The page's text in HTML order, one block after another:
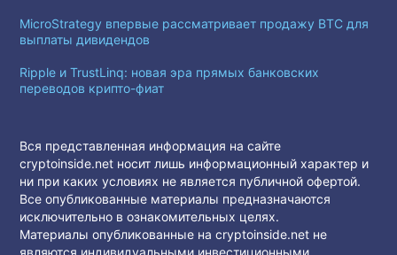
MicroStrategy впервые рассматривает продажу BTC для
выплаты дивидендов
Ripple и TrustLinq: новая эра прямых банковских
переводов крипто-фиат
Вся представленная информация на сайте
cryptoinside.net носит лишь информационный характер и
ни при каких условиях не является публичной офертой.
Все опубликованные материалы предназначаются
исключительно в ознакомительных целях.
Материалы опубликованные на cryptoinside.net не